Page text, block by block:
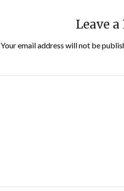
Leave
Your email address will not be